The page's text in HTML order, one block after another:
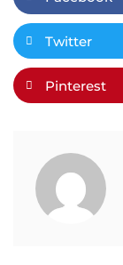
Twitter
Pinterest